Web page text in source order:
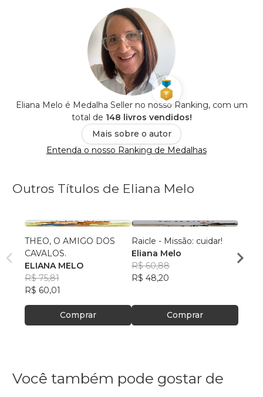
Eliana Melo é Medalha Seller no nosso Ranking, com um
total de 148 livros vendidos!
Mais sobre o autor
Entenda o nosso Ranking de Medalhas
Outros Títulos de Eliana Melo
THEO, O AMIGO DOS
CAVALOS.
ELIANA MELO
R$ 75,81
R$ 60,01
Comprar
Raicle - Missão: cuidar!
Eliana Melo
R$ 60,88
R$ 48,20
Comprar
R$
Você também pode gostar de